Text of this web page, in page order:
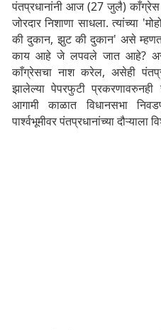
पंतप्रधानांनी आज (27 जुलै) काँग्रेस
जोरदार निशाणा साधला. त्यांच्या
की दुकान, झुट की दुकान' असे
काय आहे जे लपवले जात आहे? असा
काँग्रेसचा नाश करेल, असेही
झालेल्या पेपरफुटी प्रकरणावरुनही
आगामी काळात विधानसभा
पार्श्वभूमीवर पंतप्रधानांच्या